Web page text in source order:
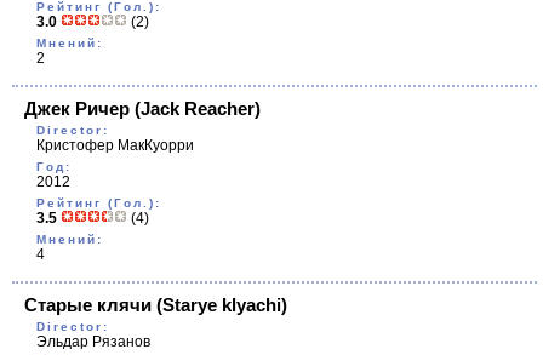
Рейтинг (Гол.):
3.0 (2)
Мнений:
2
Джек Ричер (Jack Reacher)
Director:
Кристофер МакКуорри
Год:
2012
Рейтинг (Гол.):
3.5 (4)
Мнений:
4
Старые клячи (Starye klyachi)
Director:
Эльдар Рязанов